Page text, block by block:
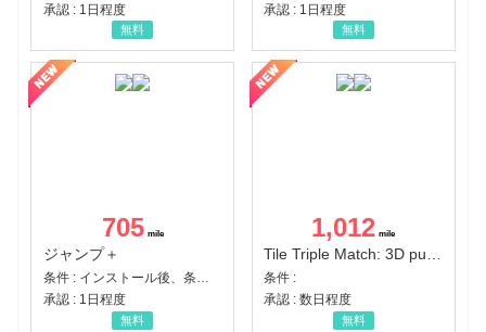
承認 : 1日程度
無料
承認 : 1日程度
無料
705
ジャンプ＋
承認 : 1日程度
無料
1,012
条件 :
承認 : 数日程度
無料